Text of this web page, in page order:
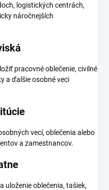
logistických centrách,
náročnejších
pracovné oblečenie, civilné
a ďalšie osobné veci
vecí, oblečenia alebo
a zamestnancov.
uloženie oblečenia, tašiek,